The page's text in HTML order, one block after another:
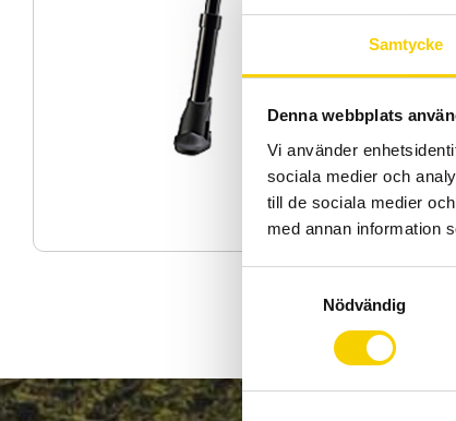
Samtycke
Denna webbplats
Vi använder
sociala medier och
till de sociala medier
med annan information
y
c
Nödvändig